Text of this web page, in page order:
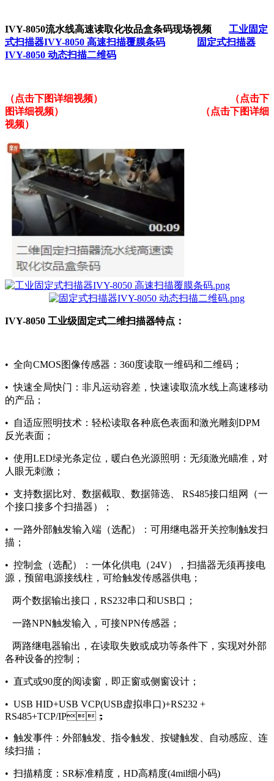
IVY-8050流水线高速读取化妆品盒条码现场视频
工业固定
式扫描器IVY-8050 高速扫描覆膜条码
固定式扫描器
IVY-8050 动态扫描二维码
（点击下图详细视频）
（点击下
图详细视频）
（点击下图详细
视频）
IVY-8050 工业级固定式二维扫描器特点：
• 全向CMOS图像传感器：360度读取一维码和二维码；
• 快速全局快门：非凡运动容差，快速读取流水线上高速移动
的产品；
• 自适应照明技术：轻松读取各种底色表面和激光雕刻DPM
反光表面；
• 使用LED绿光条定位，暖白色光源照明：无须激光瞄准，对
人眼无刺激；
• 支持数据比对、数据截取、数据筛选、 RS485接口组网（一
个接口接多个扫描器）；
• 一路外部触发输入端（选配）：可用继电器开关控制触发扫
描；
• 控制盒（选配）：一体化供电（24V），扫描器无须再接电
源，预留电源接线柱，可给触发传感器供电；
两个数据输出接口，RS232串口和USB口；
一路NPN触发输入，可接NPN传感器；
两路继电器输出，在读取失败或成功等条件下，实现对外部
各种设备的控制；
• 直式或90度的阅读窗，即正窗或侧窗设计；
• USB HID+USB VCP(USB虚拟串口)+RS232 +
RS485+TCP/IP；
• 触发事件：外部触发、指令触发、按键触发、自动感应、连
续扫描；
• 扫描精度：SR标准精度，HD高精度(4mil细小码)